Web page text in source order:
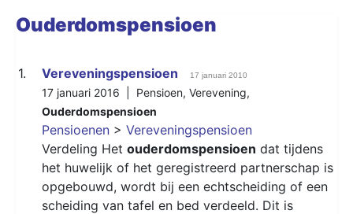
Ouderdomspensioen
1. Vereveningspensioen 17 januari 2010
17 januari 2016 | Pensioen, Verevening,
Ouderdomspensioen
Pensioenen > Vereveningspensioen
Verdeling Het ouderdomspensioen dat tijdens
het huwelijk of het geregistreerd partnerschap is
opgebouwd, wordt bij een echtscheiding of een
scheiding van tafel en bed verdeeld. Dit is